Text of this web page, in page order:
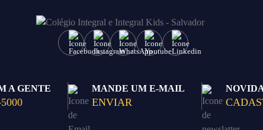
A GENTE MANDE UM E-MAIL
ENVIAR